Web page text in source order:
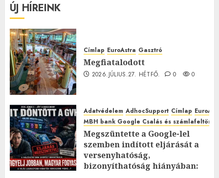
ÚJ HÍREINK
Címlap EuroAstra Gasztró
Megfiatalodott
2026.JÚLIUS.27. HÉTFŐ. 0 0
Adatvédelem AdhocSupport Címlap
MBH bank Google Csalás és
Megszüntette a Google-lel
szemben indított eljárását a
versenyhatóság,
bizonyíthatóság hiányában: